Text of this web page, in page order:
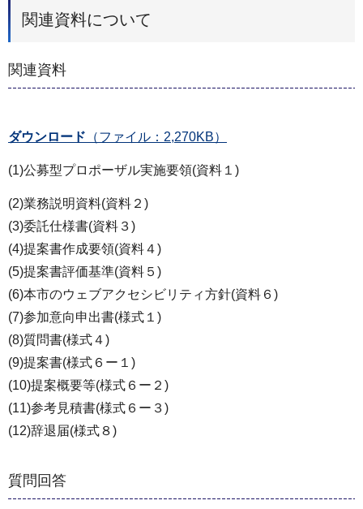
関連資料について
関連資料
ダウンロード （ファイル：2,270KB）
(1)公募型プロポーザル実施要領(資料１)
(2)業務説明資料(資料２)
(3)委託仕様書(資料３)
(4)提案書作成要領(資料４)
(5)提案書評価基準(資料５)
(6)本市のウェブアクセシビリティ方針(資料６)
(7)参加意向申出書(様式１)
(8)質問書(様式４)
(9)提案書(様式６ー１)
(10)提案概要等(様式６ー２)
(11)参考見積書(様式６ー３)
(12)辞退届(様式８)
質問回答